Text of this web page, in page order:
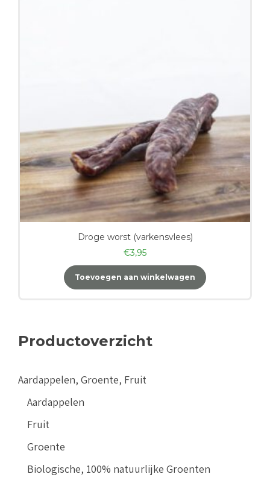
Droge worst (varkensvlees)
€3,95
Toevoegen aan winkelwagen
Productoverzicht
Aardappelen, Groente, Fruit
Aardappelen
Fruit
Groente
Biologische, 100% natuurlijke Groenten